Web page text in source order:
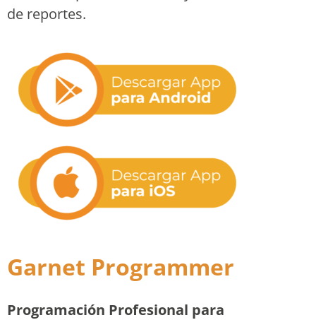
de reportes.
Garnet Programmer
Programación Profesional para